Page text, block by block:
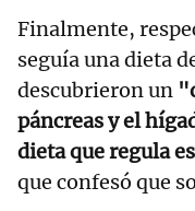
Finalmente,
seguía una dieta
descubrieron un
páncreas y el
dieta que regula
que confesó que